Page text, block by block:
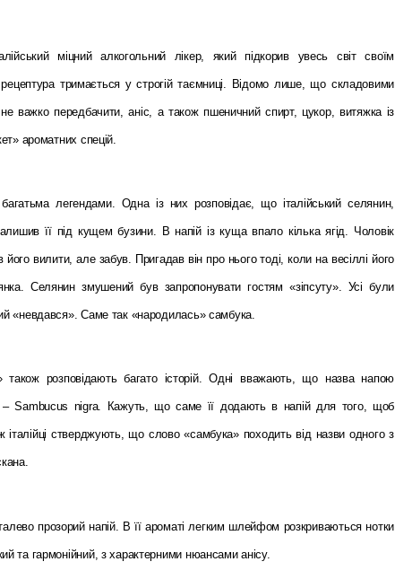
міцний алкогольний лікер, який підкорив увесь світ своїм
тримається у строгій таємниці. Відомо лише, що складовими
важко передбачити, аніс, а також пшеничний спирт, цукор, витяжка із
ароматних спецій.
багатьма легендами. Одна із них розповідає, що італійський селянин,
її під кущем бузини. В напій із куща впало кілька ягід. Чоловік
його вилити, але забув. Пригадав він про нього тоді, коли на весіллі його
Селянин змушений був запропонувати гостям «зіпсуту». Усі були
«невдався». Саме так «народилась» самбука.
розповідають багато історій. Одні вважають, що назва напою
– Sambucus nigra. Кажуть, що саме її додають в напій для того, щоб
італійці стверджують, що слово «самбука» походить від назви одного з
прозорий напій. В її ароматі легким шлейфом розкриваються нотки
та гармонійний, з характерними нюансами анісу.